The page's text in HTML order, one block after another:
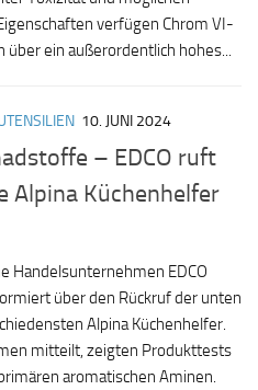
verfügen Chrom VI-
über ein außerordentlich hohes...
10. JUNI 2024
– EDCO ruft
Alpina Küchenhelfer
Handelsunternehmen EDCO
über den Rückruf der unten
Alpina Küchenhelfer.
mitteilt, zeigten Produkttests
aromatischen Aminen.